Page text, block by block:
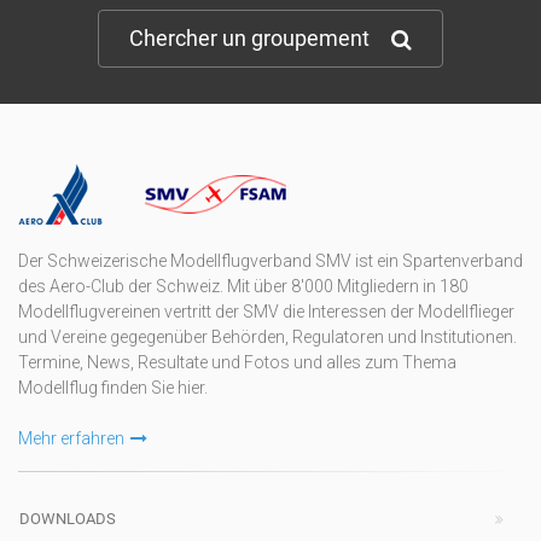
Chercher un groupement
Der Schweizerische Modellflugverband SMV ist ein Spartenverband
des Aero-Club der Schweiz. Mit über 8'000 Mitgliedern in 180
Modellflugvereinen vertritt der SMV die Interessen der Modellflieger
und Vereine gegegenüber Behörden, Regulatoren und Institutionen.
Termine, News, Resultate und Fotos und alles zum Thema
Modellflug finden Sie hier.
Mehr erfahren
DOWNLOADS